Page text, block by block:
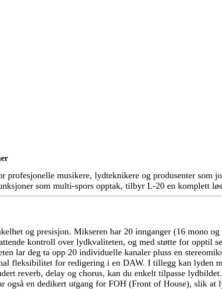
musikere, lydteknikere og produsenter som
som multi-spors opptak, tilbyr L-20 en komplett
og presisjon. Mikseren har 20 innganger (16 mono
kontroll over lydkvaliteten, og med støtte for opptil
lar deg ta opp 20 individuelle kanaler pluss en
fleksibilitet for redigering i en DAW. I tillegg kan lyden
reverb, delay og chorus, kan du enkelt tilpasse
en dedikert utgang for FOH (Front of House), slik at